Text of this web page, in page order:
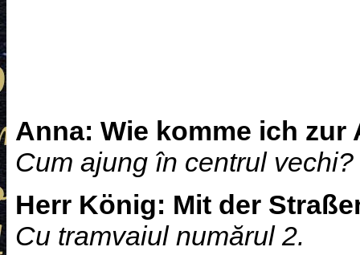
Anna: Wie komme ich zur
Cum ajung în centrul vechi?
Herr König: Mit der
Cu tramvaiul numărul 2.